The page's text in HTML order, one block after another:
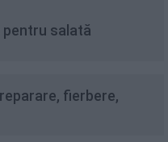
salată
fierbere,